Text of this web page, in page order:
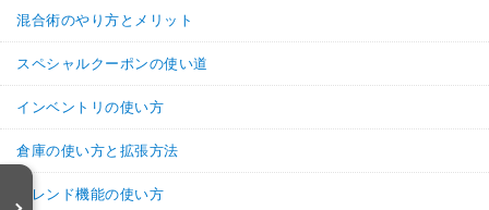
混合術のやり方とメリット
スペシャルクーポンの使い道
インベントリの使い方
倉庫の使い方と拡張方法
フレンド機能の使い方